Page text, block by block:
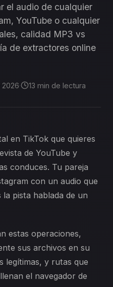
el audio de cualquier
YouTube o cualquier
calidad MP3 vs
de extractores online
2026· 13 min de lectura
en TikTok que quieres
de YouTube y
conduces. Tu pareja
con un audio que
la pista hablada de un
estas operaciones,
sus archivos en su
legítimas, y rutas que
el navegador de